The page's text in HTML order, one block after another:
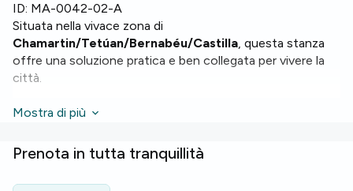
ID: MA-0042-02-A
Situata nella vivace zona di
Chamartin/Tetúan/Bernabéu/Castilla, questa stanza
offre una soluzione pratica e ben collegata per vivere la
città.
La stanza è una doppia di circa 13,8 m² in un
punti di forza: cucina attrezzata con
Mostra di più
Prenota in tutta tranquillità